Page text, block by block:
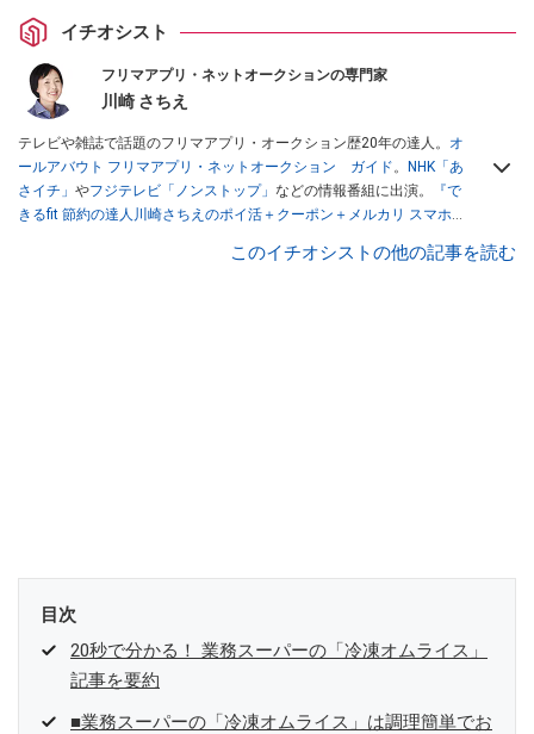
イチオシスト
フリマアプリ・ネットオークションの専門家
川崎 さちえ
テレビや雑誌で話題のフリマアプリ・オークション歴20年の達人。 オ
ールアバウト フリマアプリ・ネットオークション ガイド。
NHK「あ
さイチ」 やフジテレビ「ノンストップ」 などの情報番組に出演。
『で
きるfit 節約の達人川崎さちえのポイ活＋クーポン＋メルカリ スマホで
スマホ1つでスキマ時間に効率的に稼ぐ！』（翔泳社刊） ほか著書多
このイチオシストの他の記事を読む
目次
20秒で分かる！ 業務スーパーの「冷凍オムライス」
記事を要約
■業務スーパーの「冷凍オムライス」は調理簡単でお